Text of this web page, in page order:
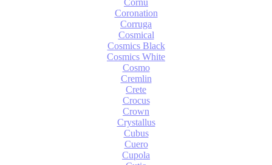
Coronation
Corruga
Cosmical
Cosmics Black
Cosmics White
Cosmo
Cremlin
Crete
Crocus
Crown
Crystallus
Cubus
Cuero
Cupola